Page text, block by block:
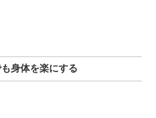
身体を楽にする